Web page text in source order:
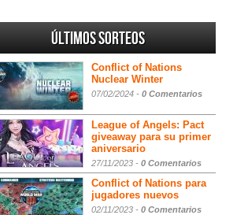
Últimos sorteos
Conflict of Nations
Nuclear Winter
07/02/2024 - 0 Comentarios
League of Angels: Pact
giveaway para su primer
aniversario
27/11/2023 - 0 Comentarios
Conflict of Nations para
jugadores nuevos
02/11/2023 - 0 Comentarios